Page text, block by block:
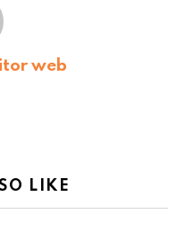
web
LIKE